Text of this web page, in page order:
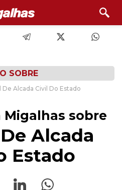
SOBRE
Alcada Civil Do Estado
Migalhas sobre
Alcada
Estado